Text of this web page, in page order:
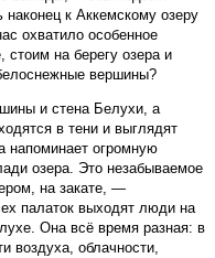
к Аккемскому озеру
охватило особенное
на берегу озера и
вершины?
и стена Белухи, а
в тени и выглядят
напоминает огромную
озера. Это незабываемое
на закате, —
палаток выходят люди на
Она всё время разная: в
воздуха, облачности,